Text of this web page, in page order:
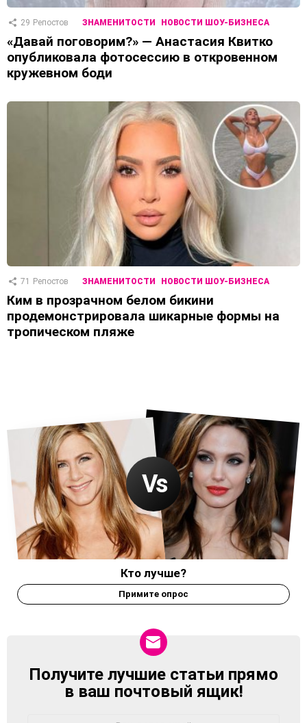
29 Репостов ЗНАМЕНИТОСТИ НОВОСТИ ШОУ-БИЗНЕСА
«Давай поговорим?» — Анастасия Квитко
опубликовала фотосессию в откровенном
кружевном боди
71 Репостов ЗНАМЕНИТОСТИ НОВОСТИ ШОУ-БИЗНЕСА
Ким в прозрачном белом бикини
продемонстрировала шикарные формы на
тропическом пляже
Кто лучше?
Примите опрос
NEWSLETTER
Получите лучшие статьи прямо
в ваш почтовый ящик!